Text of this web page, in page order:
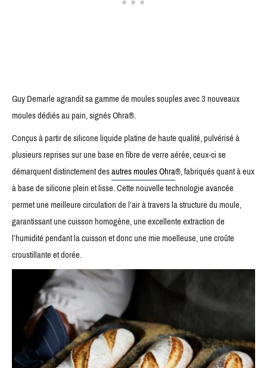
Guy Demarle agrandit sa gamme de moules souples avec 3 nouveaux
moules dédiés au pain, signés Ohra®.
Conçus à partir de silicone liquide platine de haute qualité, pulvérisé à
plusieurs reprises sur une base en fibre de verre aérée, ceux-ci se
démarquent distinctement desautres moules Ohra®, fabriqués quant à eux
à base de silicone plein et lisse. Cette nouvelle technologie avancée
permet une meilleure circulation de l’air à travers la structure du moule,
garantissant une cuisson homogène, une excellente extraction de
l’humidité pendant la cuisson et donc une mie moelleuse, une croûte
croustillante et dorée.